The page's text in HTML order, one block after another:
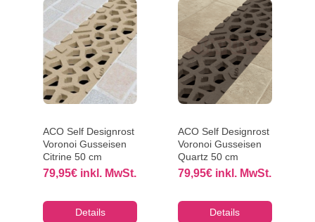
ACO Self Designrost
Voronoi Gusseisen
Citrine 50 cm
79,95€ inkl. MwSt.
Details
ACO Self Designrost
Voronoi Gusseisen
Quartz 50 cm
79,95€ inkl. MwSt.
Details